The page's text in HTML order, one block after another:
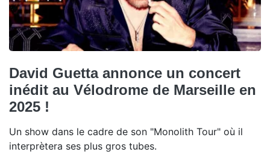
David Guetta annonce un concert
inédit au Vélodrome de Marseille en
2025 !
Un show dans le cadre de son "Monolith Tour" où il
interprètera ses plus gros tubes.